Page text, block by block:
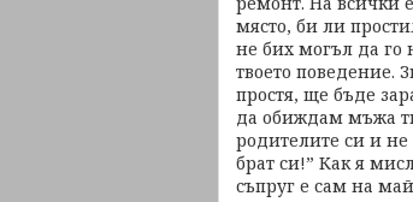
място, би ли
не бих могъл да го
твоето поведение.
простя, ще бъде
да обиждам мъжа
родителите си и
брат си!” Как я
съпруг е сам на